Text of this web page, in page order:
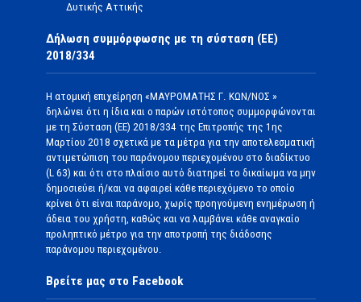
Δυτικής Αττικής
Δήλωση συμμόρφωσης με τη σύσταση (ΕΕ)
2018/334
Η ατομική επιχείρηση «ΜΑΥΡΟΜΑΤΗΣ Γ. ΚΩΝ/ΝΟΣ »
δηλώνει ότι η ίδια και ο παρών ιστότοπος συμμορφώνονται
με τη Σύσταση (ΕΕ) 2018/334 της Επιτροπής της 1ης
Μαρτίου 2018 σχετικά με τα μέτρα για την αποτελεσματική
αντιμετώπιση του παράνομου περιεχομένου στο διαδίκτυο
(L 63) και ότι στο πλαίσιο αυτό διατηρεί το δικαίωμα να μην
δημοσιεύει ή/και να αφαιρεί κάθε περιεχόμενο το οποίο
κρίνει ότι είναι παράνομο, χωρίς προηγούμενη ενημέρωση ή
άδεια του χρήστη, καθώς και να λαμβάνει κάθε αναγκαίο
προληπτικό μέτρο για την αποτροπή της διάδοσης
παράνομου περιεχομένου.
Βρείτε μας στο Facebook